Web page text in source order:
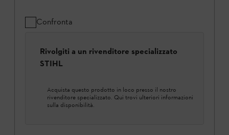
Confronta
Rivolgiti a un rivenditore specializzato
STIHL
Acquista questo prodotto in loco presso il nostro
rivenditore specializzato. Qui trovi ulteriori informazioni
sulla disponibilità.